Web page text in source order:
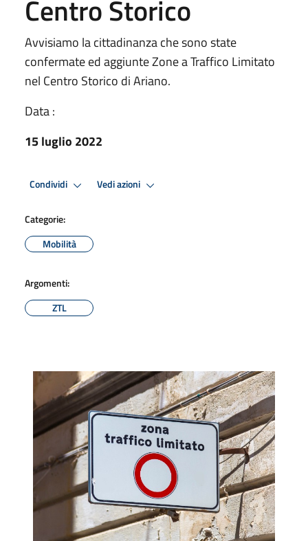
Centro Storico
Avvisiamo la cittadinanza che sono state
confermate ed aggiunte Zone a Traffico Limitato
nel Centro Storico di Ariano.
Data :
15 luglio 2022
Condividi Vedi azioni
Categorie:
Mobilità
Argomenti:
ZTL